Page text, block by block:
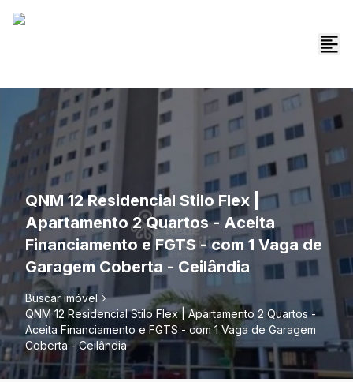
QNM 12 Residencial Stilo Flex |
Apartamento 2 Quartos - Aceita
Financiamento e FGTS - com 1 Vaga de
Garagem Coberta - Ceilândia
Buscar imóvel
QNM 12 Residencial Stilo Flex | Apartamento 2 Quartos -
Aceita Financiamento e FGTS - com 1 Vaga de Garagem
Coberta - Ceilândia